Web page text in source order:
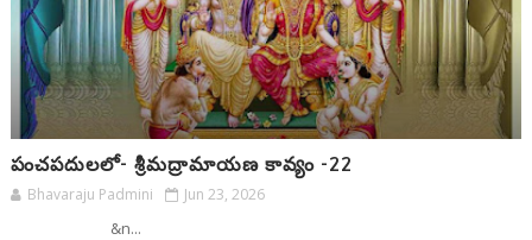
పంచపదులలో- శ్రీమద్రామాయణ కావ్యం -22
Bhavaraju Padmini Jun 23, 2026
&n...